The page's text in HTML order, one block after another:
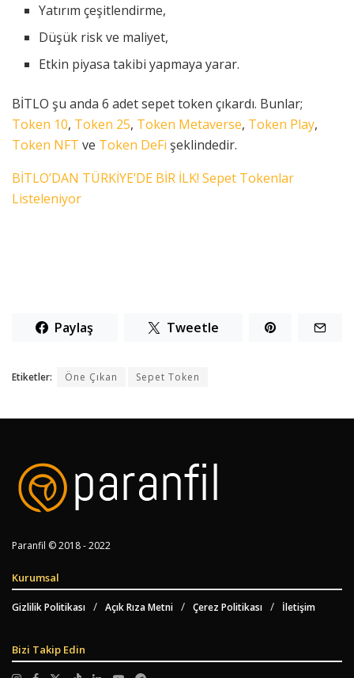
Yatırım çeşitlendirme,
Düşük risk ve maliyet,
Etkin piyasa takibi yapmaya yarar.
BİTLO şu anda 6 adet sepet token çıkardı. Bunlar;
Token 10, Token 25, Token Metaverse, Token Play,
Token NFT ve Token DeFi şeklindedir.
BİTLO’DAN TÜRKİYE’DE BİR İLK! Sepet Tokenlar
Listeleniyor
Paylaş Tweetle
Etiketler: Öne Çıkan Sepet Token
Paranfil © 2018 - 2022
Kurumsal
Gizlilik Politikası Açık Rıza Metni Çerez Politikası İletişim
Bizi Takip Edin